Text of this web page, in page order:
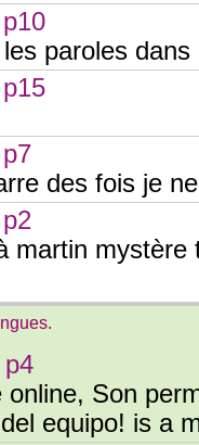
paroles
des fois je
martin mystère
p4
Son
equipo! is a